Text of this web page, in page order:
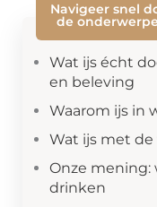
Navigeer snel
de
Wat ijs écht
en beleving
Waarom ijs in
Wat ijs met
Onze mening:
drinken